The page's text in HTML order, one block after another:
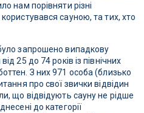
нам порівняти різні
сауною, та тих, хто
запрошено випадкову
25 до 74 років із північних
З них 971 особа (близько
про свої звички відвідин
що відвідують сауну не рідше
до категорії